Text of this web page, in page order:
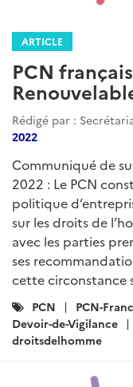
ARTICLE
PCN
Rédigé par :
2022
Communiqué de
2022 : Le PCN
politique
sur les droits de
avec les parties
ses
cette circonstance
Catégories
:
PCN PCN-
Devoir-de-Vigilance
droitsdelhomme